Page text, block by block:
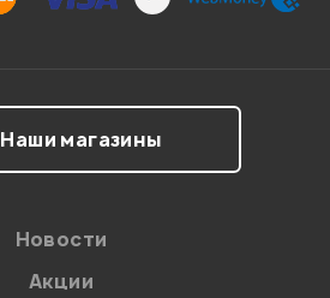
Наши магазины
Новости
Акции